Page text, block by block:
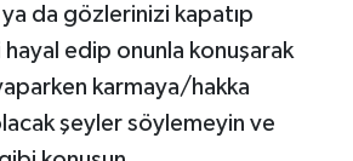
da gözlerinizi kapatıp
hayal edip onunla konuşarak
karmaya/hakka
şeyler söylemeyin ve